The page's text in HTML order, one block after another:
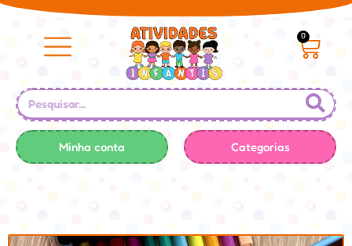
0
Minha conta Categorias